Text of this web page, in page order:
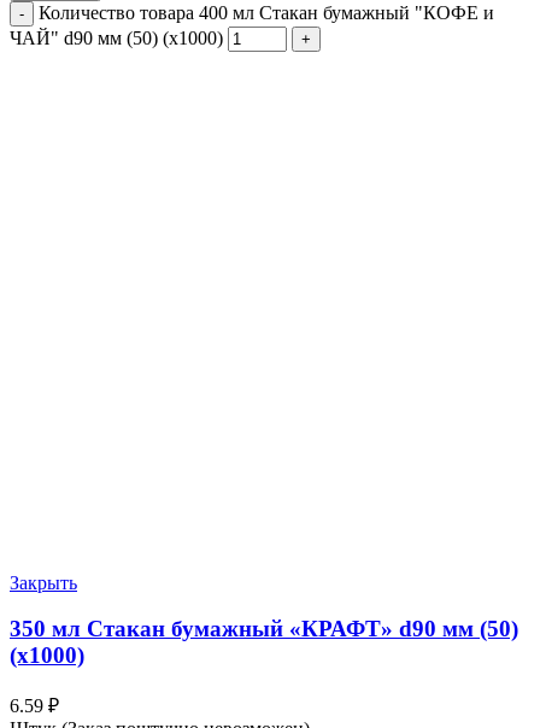
Количество товара 400 мл Стакан бумажный "КОФЕ и
ЧАЙ" d90 мм (50) (х1000)
Закрыть
350 мл Стакан бумажный «КРАФТ» d90 мм (50)
(х1000)
6.59 ₽